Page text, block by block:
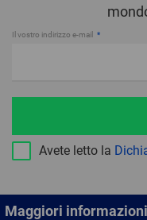
Il vostro indirizzo e-mail
Avete letto la
Maggiori informazioni